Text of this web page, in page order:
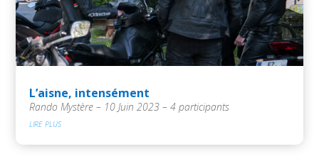
L’aisne, intensément
Rando Mystère – 10 Juin 2023 – 4 participants
lire plus